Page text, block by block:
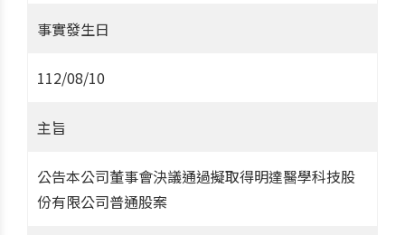
事實發生日
112/08/10
主旨
公告本公司董事會決議通過擬取得明達醫學科技股
份有限公司普通股案